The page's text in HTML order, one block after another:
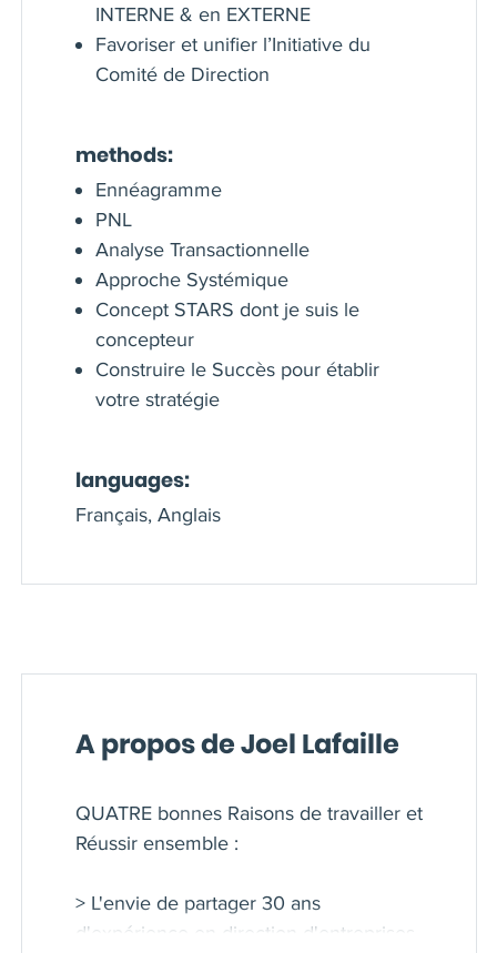
INTERNE & en EXTERNE
Favoriser et unifier l’Initiative du
Comité de Direction
methods:
Ennéagramme
PNL
Analyse Transactionnelle
Approche Systémique
Concept STARS dont je suis le
concepteur
Construire le Succès pour établir
votre stratégie
languages:
Français, Anglais
A propos de Joel Lafaille
QUATRE bonnes Raisons de travailler et
Réussir ensemble :
> L'envie de partager 30 ans
d'expérience en direction d'entreprises